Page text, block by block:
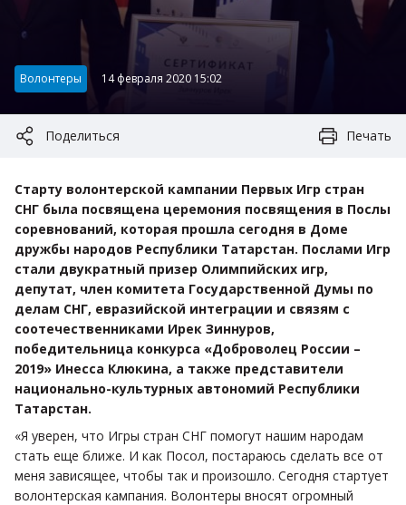
Категория:
Волонтеры 14 февраля 2020 15:02
Поделиться Печать
Старту волонтерской кампании Первых Игр стран
СНГ была посвящена церемония посвящения в Послы
соревнований, которая прошла сегодня в Доме
дружбы народов Республики Татарстан. Послами Игр
стали двукратный призер Олимпийских игр,
депутат, член комитета Государственной Думы по
делам СНГ, евразийской интеграции и связям с
соотечественниками Ирек Зиннуров,
победительница конкурса «Доброволец России –
2019» Инесса Клюкина, а также представители
национально-культурных автономий Республики
Татарстан.
«Я уверен, что Игры стран СНГ помогут нашим народам
стать еще ближе. И как Посол, постараюсь сделать все от
меня зависящее, чтобы так и произошло. Сегодня стартует
волонтерская кампания. Волонтеры вносят огромный